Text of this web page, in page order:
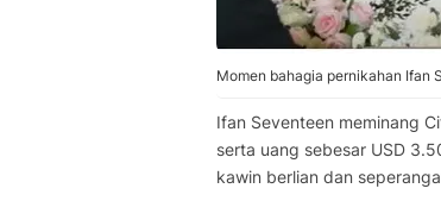
Momen bahagia pernikahan Ifan
Ifan Seventeen meminang
serta uang sebesar USD
kawin berlian dan